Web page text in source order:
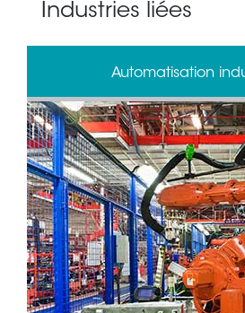
Industries liées
Automatisation